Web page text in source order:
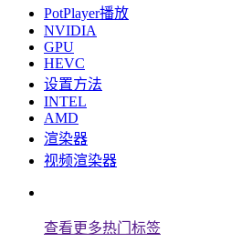
PotPlayer播放
NVIDIA
GPU
HEVC
设置方法
INTEL
AMD
渲染器
视频渲染器
查看更多热门标签